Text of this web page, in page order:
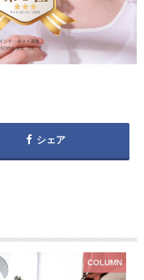
シェア
COLUMN